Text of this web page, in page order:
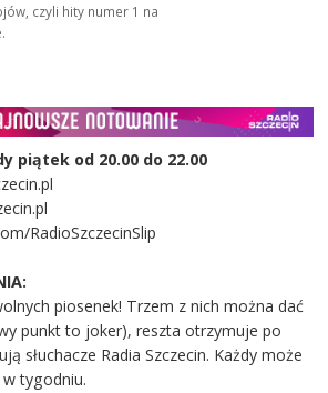
czyli hity numer 1 na
piątek od 20.00 do 22.00
RadioSzczecinSlip
piosenek! Trzem z nich można dać
punkt to joker), reszta otrzymuje po
słuchacze Radia Szczecin. Każdy może
tygodniu.